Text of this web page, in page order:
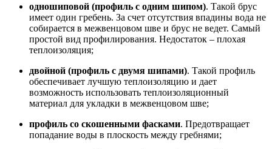
одношиповой (профиль с одним шипом). Такой брус
имеет один гребень. За счет отсутствия впадины вода не
собирается в межвенцовом шве и брус не ведет. Самый
простой вид профилирования. Недостаток – плохая
теплоизоляция;
двойной (профиль с двумя шипами). Такой профиль
обеспечивает лучшую теплоизоляцию и дает
возможность использовать теплоизоляционный
материал для укладки в межвенцовом шве;
профиль со скошенными фасками. Предотвращает
попадание воды в плоскость между гребнями;